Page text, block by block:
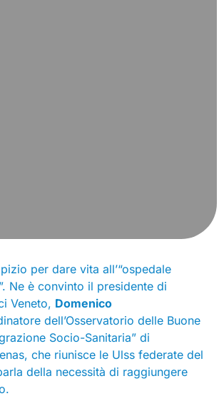
per dare vita all’“ospedale
Ne è convinto il presidente di
Veneto, Domenico
dell’Osservatorio delle Buone
Socio-Sanitaria” di
che riunisce le Ulss federate del
della necessità di raggiungere